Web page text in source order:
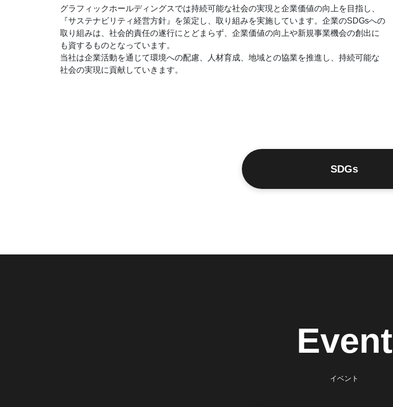
グラフィックホールディングスでは持続可能な社会の実現と企業価値の向上を目指し、
『サステナビリティ経営方針』を策定し、取り組みを実施しています。企業のSDGsへの
取り組みは、社会的責任の遂行にとどまらず、企業価値の向上や新規事業機会の創出に
も資するものとなっています。
当社は企業活動を通じて環境への配慮、人材育成、地域との協業を推進し、持続可能な
社会の実現に貢献していきます。
SDGs
Event
イベント